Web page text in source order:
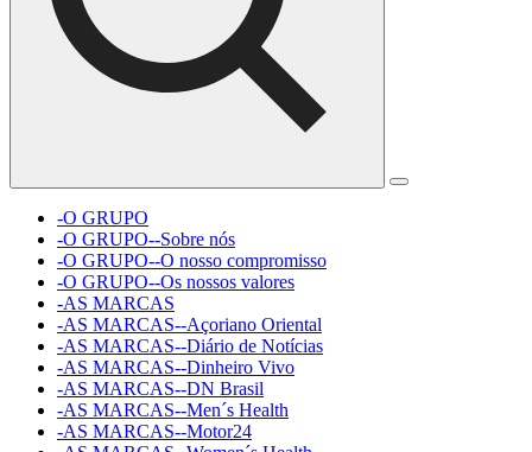
-O GRUPO
-O GRUPO--Sobre nós
-O GRUPO--O nosso compromisso
-O GRUPO--Os nossos valores
-AS MARCAS
-AS MARCAS--Açoriano Oriental
-AS MARCAS--Diário de Notícias
-AS MARCAS--Dinheiro Vivo
-AS MARCAS--DN Brasil
-AS MARCAS--Men´s Health
-AS MARCAS--Motor24